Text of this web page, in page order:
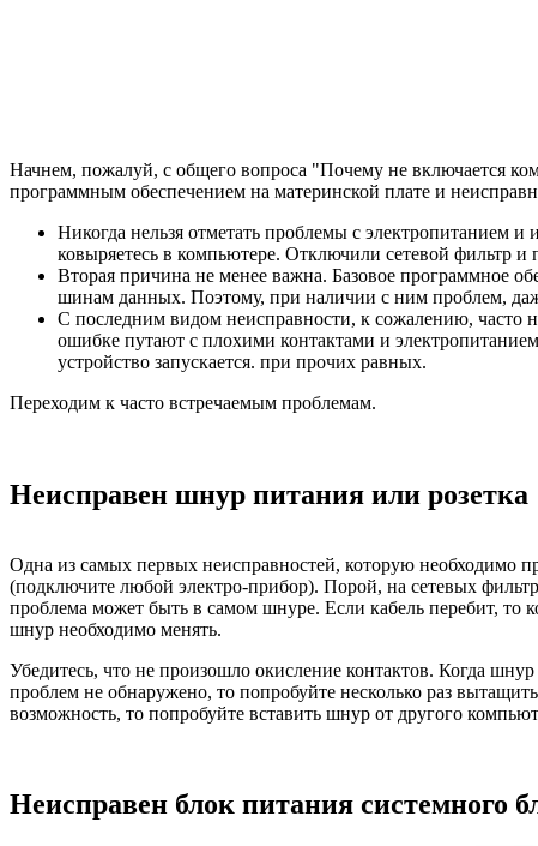
Начнем, пожалуй, с общего вопроса "Почему не включается
программным обеспечением на материнской плате и
Никогда нельзя отметать проблемы с электропитанием
ковыряетесь в компьютере. Отключили сетевой фильтр и
Вторая причина не менее важна. Базовое программное
шинам данных. Поэтому, при наличии с ним проблем,
С последним видом неисправности, к сожалению, часто
ошибке путают с плохими контактами и
устройство запускается. при прочих равных.
Переходим к часто встречаемым проблемам.
Неисправен шнур питания или розетка
Одна из самых первых неисправностей, которую необходимо
(подключите любой электро-прибор). Порой, на сетевых
проблема может быть в самом шнуре. Если кабель перебит, то
шнур необходимо менять.
Убедитесь, что не произошло окисление контактов. Когда
проблем не обнаружено, то попробуйте несколько раз
возможность, то попробуйте вставить шнур от другого
Неисправен блок питания системного